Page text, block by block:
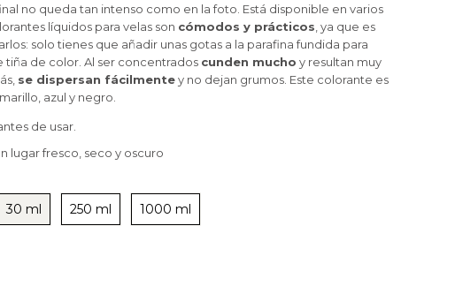
no queda tan intenso como en la foto. Está disponible en varios
líquidos para velas son cómodos y prácticos , ya que es
solo tienes que añadir unas gotas a la parafina fundida para
tiña de color. Al ser concentrados cunden mucho y resultan muy
se dispersan fácilmentey no dejan grumos. Este colorante es
azul y negro.
de usar.
lugar fresco, seco y oscuro
30 ml 250 ml 1000 ml